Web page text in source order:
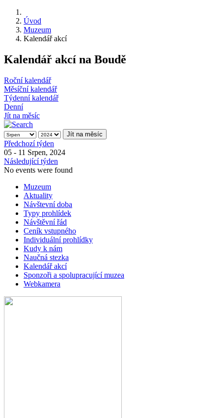
Úvod
Muzeum
Kalendář akcí
Kalendář akcí na Boudě
Roční kalendář
Měsíční kalendář
Týdenní kalendář
Denní
Jít na měsíc
Jít na měsíc
Předchozí týden
05 - 11 Srpen, 2024
Následující týden
No events were found
Muzeum
Aktuality
Návštevní doba
Typy prohlídek
Návštěvní řád
Ceník vstupného
Individuální prohlídky
Kudy k nám
Naučná stezka
Kalendář akcí
Sponzoři a spolupracující muzea
Webkamera